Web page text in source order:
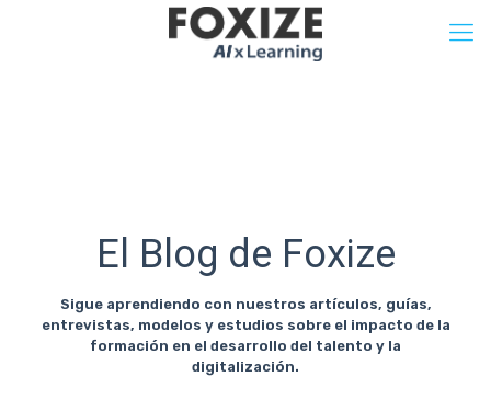
El Blog de Foxize
Sigue aprendiendo con nuestros artículos, guías,
entrevistas, modelos y estudios sobre el impacto de la
formación en el desarrollo del talento y la
digitalización.